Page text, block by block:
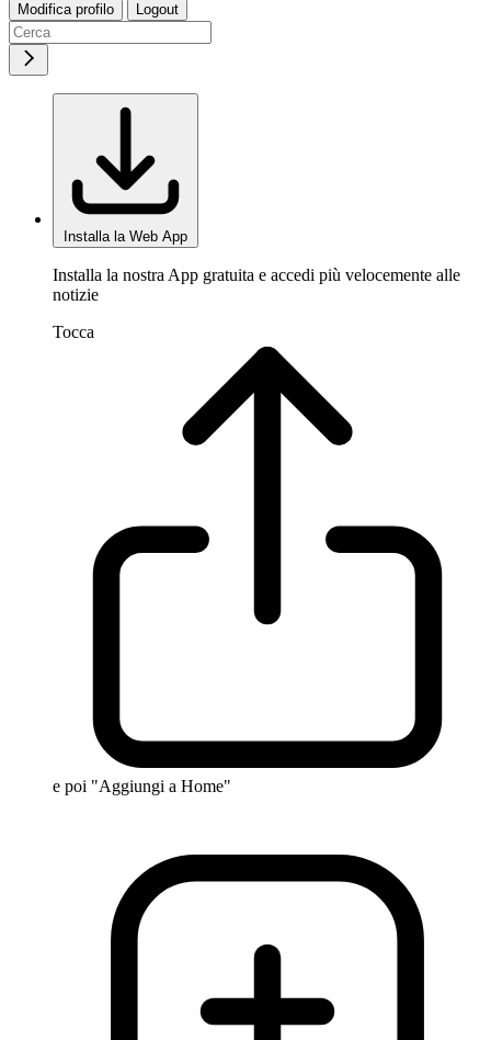
Modifica profilo Logout
Installa la Web App
Installa la nostra App gratuita e accedi più velocemente alle
notizie
Tocca
e poi "Aggiungi a Home"